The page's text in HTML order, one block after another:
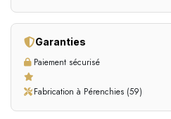
Garanties
Paiement sécurisé
Fabrication à Pérenchies (59)